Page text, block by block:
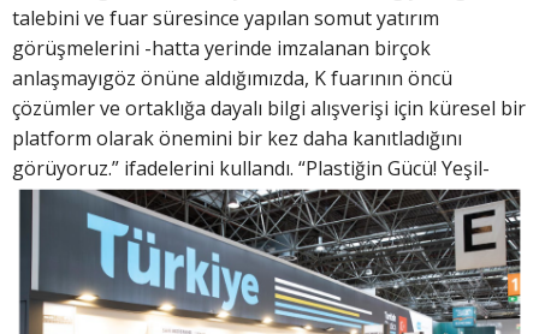
talebini ve fuar süresince yapılan somut yatırım
görüşmelerini -hatta yerinde imzalanan birçok
anlaşmayıgöz önüne aldığımızda, K fuarının öncü
çözümler ve ortaklığa dayalı bilgi alışverişi için küresel bir
platform olarak önemini bir kez daha kanıtladığını
görüyoruz.” ifadelerini kullandı. “Plastiğin Gücü! Yeşil-